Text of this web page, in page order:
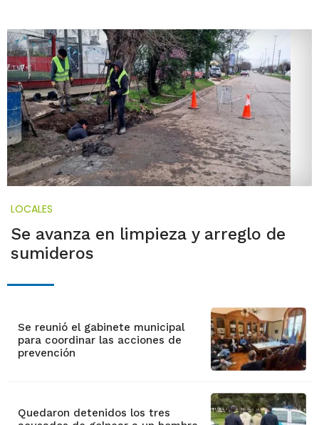
LOCALES
Se avanza en limpieza y arreglo de
sumideros
Se reunió el gabinete municipal
para coordinar las acciones de
prevención
Quedaron detenidos los tres